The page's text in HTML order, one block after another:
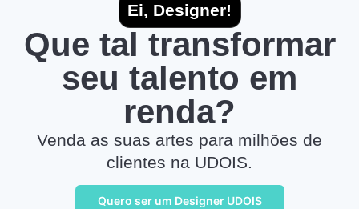
Ei, Designer!
Que tal transformar
seu talento em
renda?
Venda as suas artes para milhões de
clientes na UDOIS.
Quero ser um Designer UDOIS